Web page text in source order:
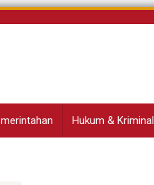
Hukum & Kriminal